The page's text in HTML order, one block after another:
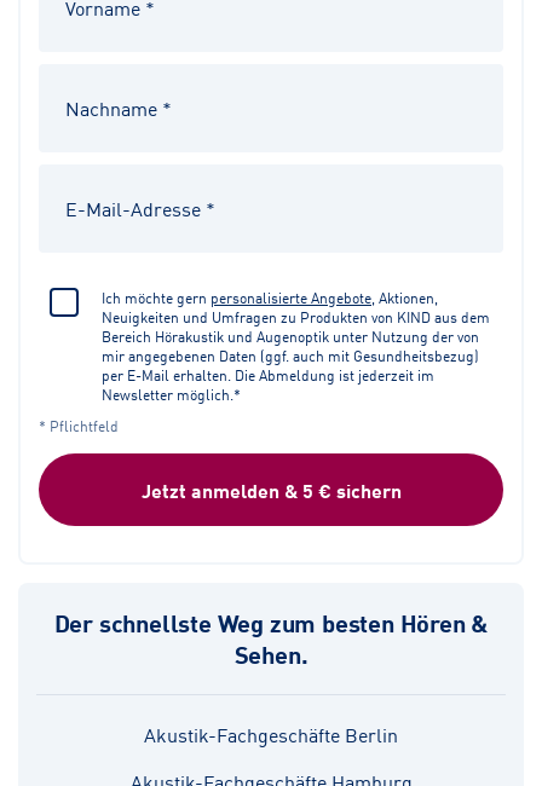
Ich möchte gern personalisierte Angebote, Aktionen,
Neuigkeiten und Umfragen zu Produkten von KIND aus dem
Bereich Hörakustik und Augenoptik unter Nutzung der von
mir angegebenen Daten (ggf. auch mit Gesundheitsbezug)
per E-Mail erhalten. Die Abmeldung ist jederzeit im
Newsletter möglich.*
* Pflichtfeld
Jetzt anmelden & 5 € sichern
Der schnellste Weg zum besten Hören &
Sehen.
Akustik-Fachgeschäfte Berlin